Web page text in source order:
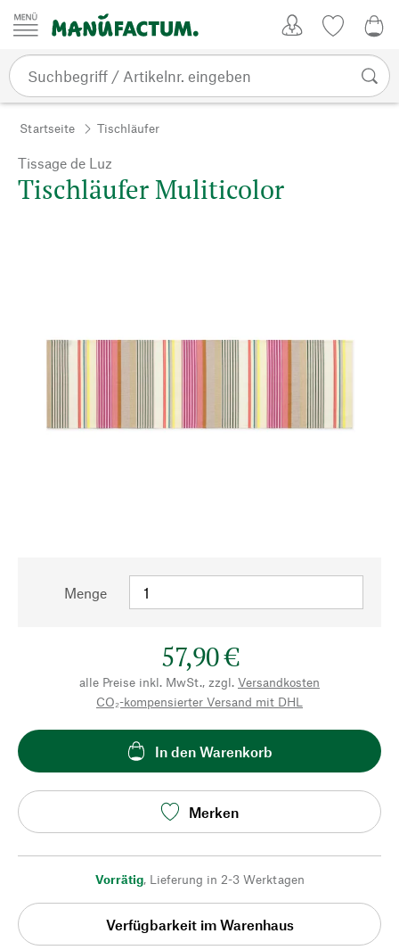
Zum Inhalt springen
Startseite Tischläufer
Tissage de Luz
Tischläufer Muliticolor
Menge
57,90 €
alle Preise inkl. MwSt., zzgl. Versandkosten
CO₂-kompensierter Versand mit DHL
In den Warenkorb
Merken
Vorrätig, Lieferung in 2-3 Werktagen
Verfügbarkeit im Warenhaus